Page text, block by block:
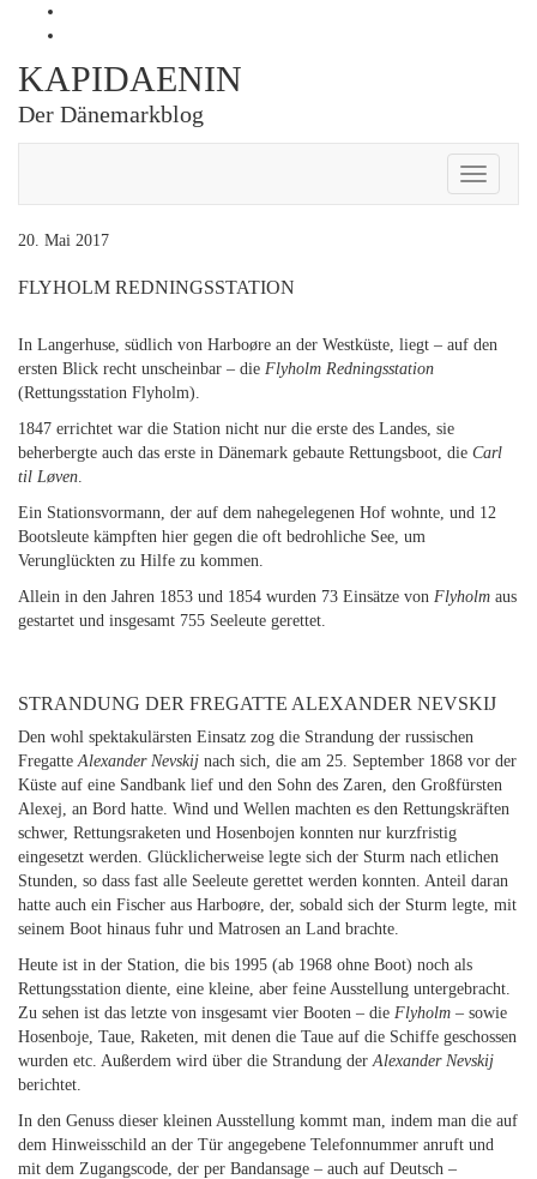
auf
Facebook
kapidaenin
auf
KAPIDAENIN
Der Dänemarkblog
Toggle
20. Mai 2017
FLYHOLM REDNINGSSTATION
In Langerhuse, südlich von Harboøre an der Westküste, liegt – auf den
ersten Blick recht unscheinbar – die Flyholm Redningsstation
(Rettungsstation Flyholm).
1847 errichtet war die Station nicht nur die erste des Landes, sie
beherbergte auch das erste in Dänemark gebaute Rettungsboot, die Carl
til Løven.
Ein Stationsvormann, der auf dem nahegelegenen Hof wohnte, und 12
Bootsleute kämpften hier gegen die oft bedrohliche See, um
Verunglückten zu Hilfe zu kommen.
Allein in den Jahren 1853 und 1854 wurden 73 Einsätze von Flyholm aus
gestartet und insgesamt 755 Seeleute gerettet.
STRANDUNG DER FREGATTE ALEXANDER NEVSKIJ
Den wohl spektakulärsten Einsatz zog die Strandung der russischen
FregatteAlexander Nevskij nach sich, die am 25. September 1868 vor der
Küste auf eine Sandbank lief und den Sohn des Zaren, den Großfürsten
Alexej, an Bord hatte. Wind und Wellen machten es den Rettungskräften
schwer, Rettungsraketen und Hosenbojen konnten nur kurzfristig
eingesetzt werden. Glücklicherweise legte sich der Sturm nach etlichen
Stunden, so dass fast alle Seeleute gerettet werden konnten. Anteil daran
hatte auch ein Fischer aus Harboøre, der, sobald sich der Sturm legte, mit
seinem Boot hinaus fuhr und Matrosen an Land brachte.
Heute ist in der Station, die bis 1995 (ab 1968 ohne Boot) noch als
Rettungsstation diente, eine kleine, aber feine Ausstellung untergebracht.
Zu sehen ist das letzte von insgesamt vier Booten – die Flyholm – sowie
Hosenboje, Taue, Raketen, mit denen die Taue auf die Schiffe geschossen
wurden etc. Außerdem wird über die Strandung derAlexander Nevskij
berichtet.
In den Genuss dieser kleinen Ausstellung kommt man, indem man die auf
dem Hinweisschild an der Tür angegebene Telefonnummer anruft und
mit dem Zugangscode, der per Bandansage – auch auf Deutsch –